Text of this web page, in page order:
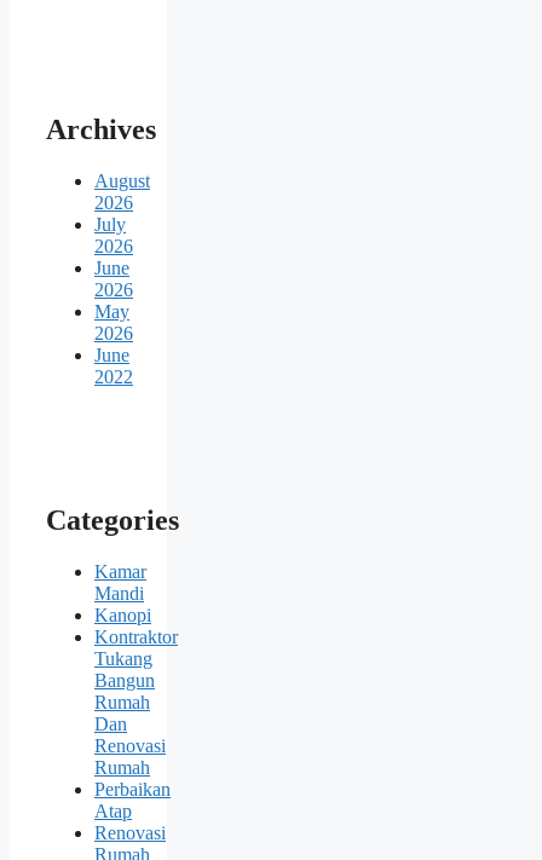
Archives
August
2026
July
2026
June
2026
May
2026
June
2022
Categories
Kamar
Mandi
Kanopi
Kontraktor
Tukang
Bangun
Rumah
Dan
Renovasi
Rumah
Perbaikan
Atap
Renovasi
Rumah